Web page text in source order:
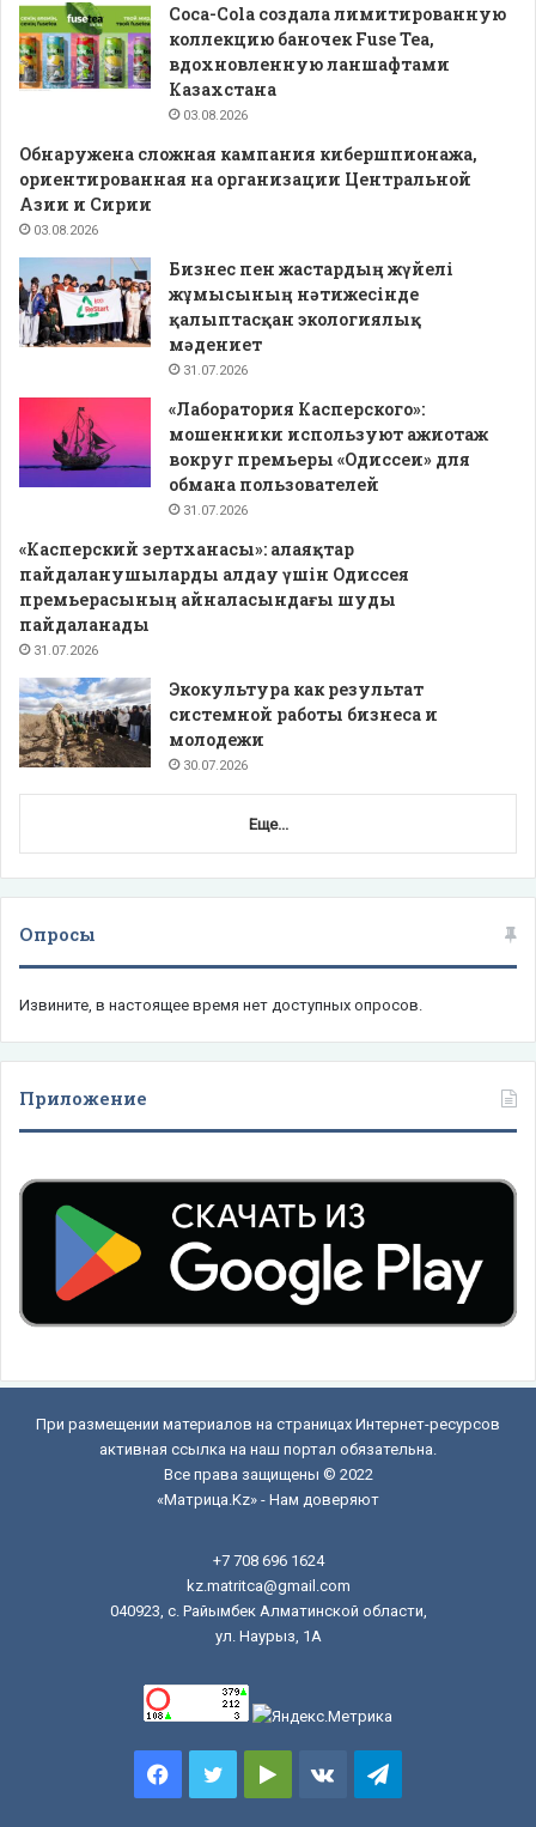
Coca-Cola создала лимитированную
коллекцию баночек Fuse Tea,
вдохновленную ланшафтами
Казахстана
03.08.2026
Обнаружена сложная кампания кибершпионажа,
ориентированная на организации Центральной
Азии и Сирии
03.08.2026
Бизнес пен жастардың жүйелі
жұмысының нәтижесінде
қалыптасқан экологиялық
мәдениет
31.07.2026
«Лаборатория Касперского»:
мошенники используют ажиотаж
вокруг премьеры «Одиссеи» для
обмана пользователей
31.07.2026
«Касперский зертханасы»: алаяқтар
пайдаланушыларды алдау үшін Одиссея
премьерасының айналасындағы шуды
пайдаланады
31.07.2026
Экокультура как результат
системной работы бизнеса и
молодежи
30.07.2026
Еще...
Опросы
Извините, в настоящее время нет доступных опросов.
Приложение
При размещении материалов на страницах Интернет-ресурсов
активная ссылка на наш портал обязательна.
Все права защищены © 2022
«Матрица.Kz» - Нам доверяют
+7 708 696 1624
kz.matritca@gmail.com
040923, с. Райымбек Алматинской области,
ул. Наурыз, 1А
FacebookTwitterGoogle vk.comTelegram